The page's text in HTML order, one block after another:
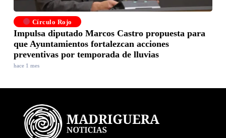
Círculo Rojo
Impulsa diputado Marcos Castro propuesta para
que Ayuntamientos fortalezcan acciones
preventivas por temporada de lluvias
hace 1 mes